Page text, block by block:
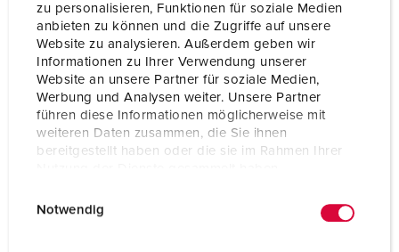
zu personalisieren, Funktionen für soziale Medien
anbieten zu können und die Zugriffe auf unsere
Website zu analysieren. Außerdem geben wir
Informationen zu Ihrer Verwendung unserer
Website an unsere Partner für soziale Medien,
Werbung und Analysen weiter. Unsere Partner
führen diese Informationen möglicherweise mit
weiteren Daten zusammen, die Sie ihnen
bereitgestellt haben oder die sie im Rahmen Ihrer
Notwendig
920037
GAEB 90 Leistungsverzeichnis (D81)
AMAXX® Steckdosenkombination with RCD type A
920037
GAEB 90 Angebotsanforderung (D83)
AMAXX® Steckdosenkombination with RCD type A
920037
AMAXX® Steckdosenkombination with RCD type A
920037